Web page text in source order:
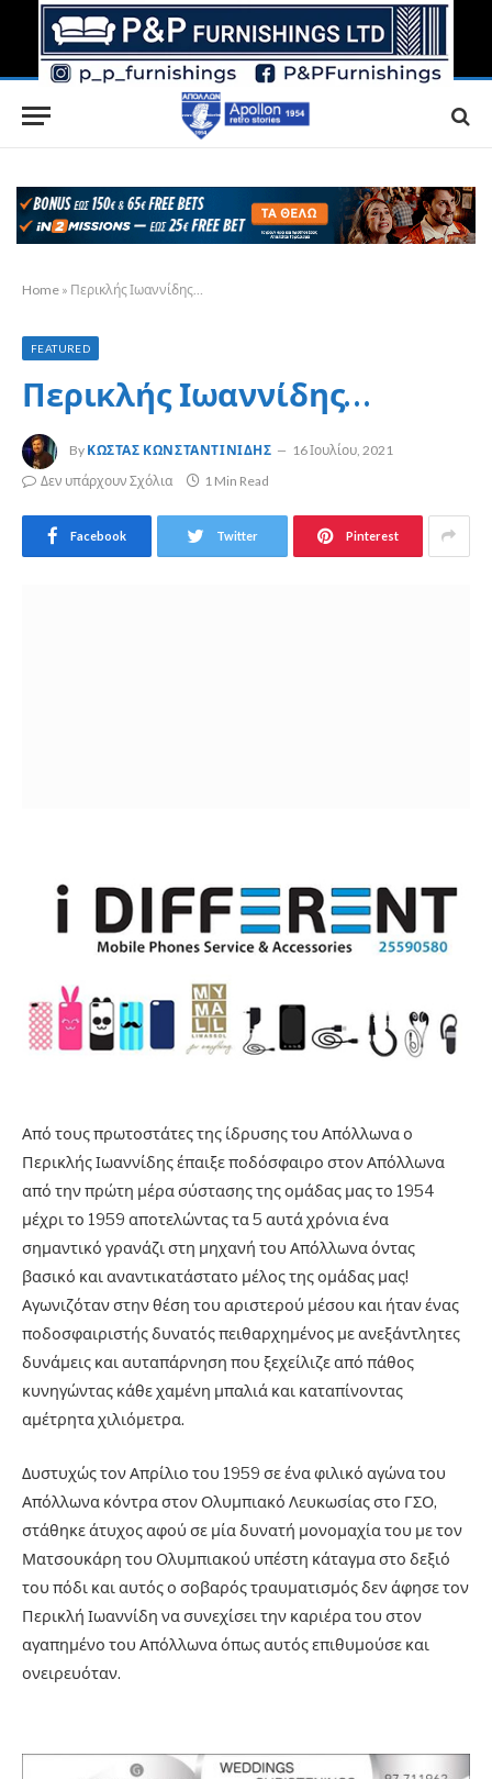
Home » Περικλής Ιωαννίδης…
FEATURED
Περικλής Ιωαννίδης…
By ΚΏΣΤΑΣ ΚΩΝΣΤΑΝΤΙΝΊΔΗΣ
16 Ιουλίου, 2021
Δεν υπάρχουν Σχόλια
1 Min Read
Facebook Twitter Pinterest
Από τους πρωτοστάτες της ίδρυσης του Απόλλωνα ο
Περικλής Ιωαννίδης έπαιξε ποδόσφαιρο στον Απόλλωνα
από την πρώτη μέρα σύστασης της ομάδας μας το 1954
μέχρι το 1959 αποτελώντας τα 5 αυτά χρόνια ένα
σημαντικό γρανάζι στη μηχανή του Απόλλωνα όντας
βασικό και αναντικατάστατο μέλος της ομάδας μας!
Αγωνιζόταν στην θέση του αριστερού μέσου και ήταν ένας
ποδοσφαιριστής δυνατός πειθαρχημένος με ανεξάντλητες
δυνάμεις και αυταπάρνηση που ξεχείλιζε από πάθος
κυνηγώντας κάθε χαμένη μπαλιά και καταπίνοντας
αμέτρητα χιλιόμετρα.
Δυστυχώς τον Απρίλιο του 1959 σε ένα φιλικό αγώνα του
Απόλλωνα κόντρα στον Ολυμπιακό Λευκωσίας στο ΓΣΟ,
στάθηκε άτυχος αφού σε μία δυνατή μονομαχία του με τον
Ματσουκάρη του Ολυμπιακού υπέστη κάταγμα στο δεξιό
του πόδι και αυτός ο σοβαρός τραυματισμός δεν άφησε τον
Περικλή Ιωαννίδη να συνεχίσει την καριέρα του στον
αγαπημένο του Απόλλωνα όπως αυτός επιθυμούσε και
ονειρευόταν.